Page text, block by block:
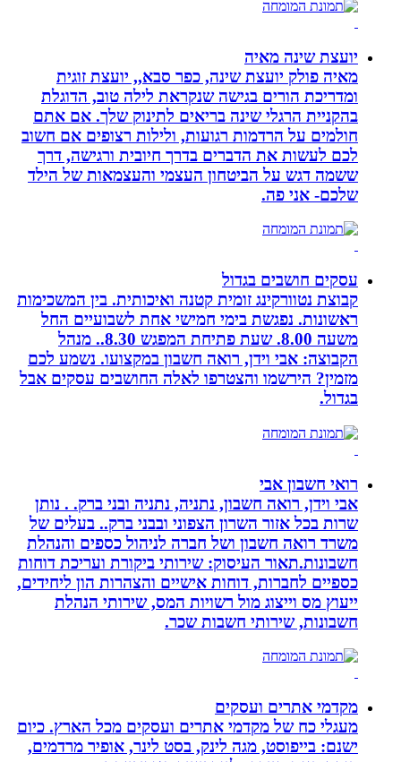
יועצת שינה מאיה
מאיה פולק יועצת שינה, כפר סבא,, יועצת זוגית
ומדריכת הורים בגישה שנקראת לילה טוב, הדוגלת
בהקניית הרגלי שינה בריאים לתינוק שלך. אם אתם
חולמים על הרדמות רגועות, ולילות רצופים אם חשוב
לכם לעשות את הדברים בדרך חיובית ורגישה, דרך
ששמה דגש על הביטחון העצמי והעצמאות של הילד
שלכם- אני פה.
עסקים חושבים בגדול
קבוצת נטוורקינג זומית קטנה ואיכותית. בין המשכימות
ראשונות. נפגשת בימי חמישי אחת לשבועיים החל
משעה 8.00. שעת פתיחת המפגש 8.30.. מנהל
הקבוצה: אבי וידן, רואה חשבון במקצועו. נשמע לכם
מזמין? הירשמו והצטרפו לאלה החושבים עסקים אבל
בגדול.
רואי חשבון אבי
אבי וידן, רואה חשבון, נתניה, נתניה ובני ברק. . נותן
שרות בכל אזור השרון הצפוני ובבני ברק.. בעלים של
משרד רואה חשבון ושל חברה לניהול כספים והנהלת
חשבונות.תאור העיסוק: שירותי ביקורת ועריכת דוחות
כספיים לחברות, דוחות אישיים והצהרות הון ליחידים,
ייעוץ מס וייצוג מול רשויות המס, שירותי הנהלת
חשבונות, שירותי חשבות שכר.
מקדמי אתרים ועסקים
מעגלי כח של מקדמי אתרים ועסקים מכל הארץ. כיום
ישנם: בייפוסט, מגה לינק, בסט לינר, אופיר מרדמים,